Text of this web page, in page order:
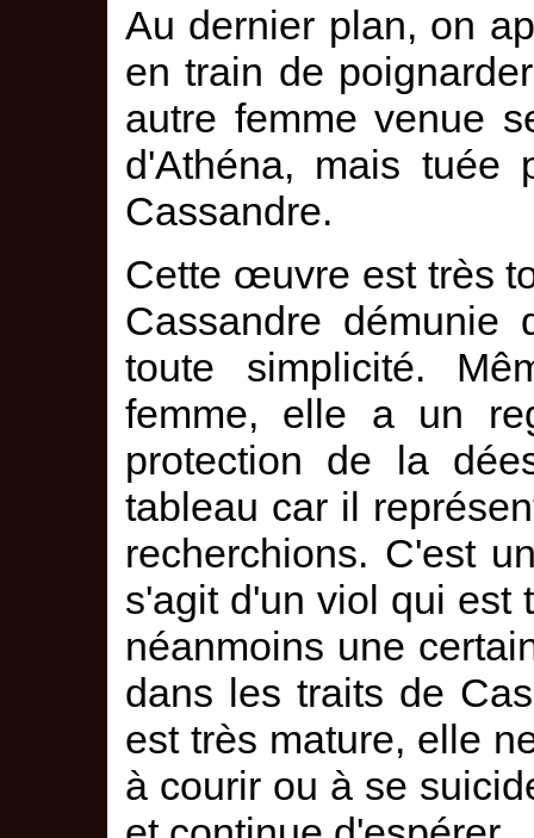
Au dernier plan, on
en train de
autre femme venue
d'Athéna, mais
Cassandre.
Cette œuvre est très
Cassandre démunie
toute simplicité.
femme, elle a un
protection de la
tableau car il
recherchions. C'est
s'agit d'un viol qui est
néanmoins une
dans les traits de
est très mature, elle
à courir ou à se